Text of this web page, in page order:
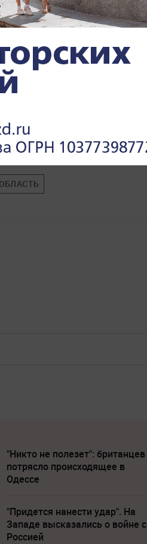
"Никто не полезет": британцев
потрясло происходящее в
Одессе
"Придется нанести удар". На
Западе высказались о войне с
Россией